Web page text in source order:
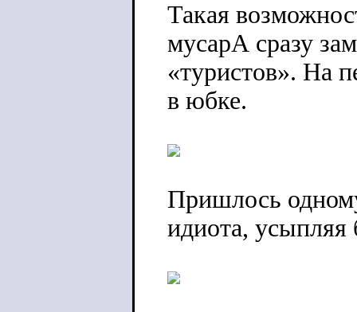
Такая
мусарА сразу
«туристов». На
в юбке.
Пришлось
идиота, усыпляя